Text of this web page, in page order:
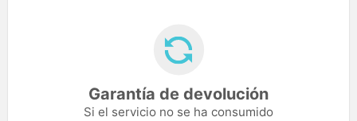
Garantía de devolución
Si el servicio no se ha consumido